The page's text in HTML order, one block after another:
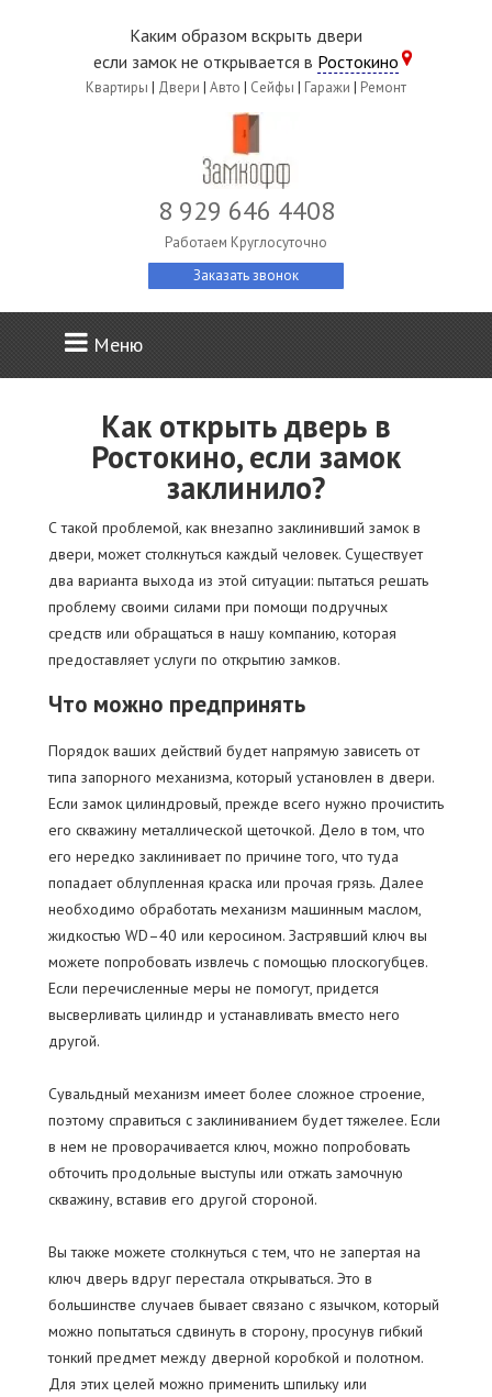
Каким образом вскрыть двери
если замок не открывается в Ростокино
Квартиры | Двери | Авто | Сейфы | Гаражи | Ремонт
8 929 646 4408
Работаем Круглосуточно
Заказать звонок
Меню
Как открыть дверь в
Ростокино, если замок
заклинило?
С такой проблемой, как внезапно заклинивший замок в
двери, может столкнуться каждый человек. Существует
два варианта выхода из этой ситуации: пытаться решать
проблему своими силами при помощи подручных
средств или обращаться в нашу компанию, которая
предоставляет услуги по открытию замков.
Что можно предпринять
Порядок ваших действий будет напрямую зависеть от
типа запорного механизма, который установлен в двери.
Если замок цилиндровый, прежде всего нужно прочистить
его скважину металлической щеточкой. Дело в том, что
его нередко заклинивает по причине того, что туда
попадает облупленная краска или прочая грязь. Далее
необходимо обработать механизм машинным маслом,
жидкостью WD–40 или керосином. Застрявший ключ вы
можете попробовать извлечь с помощью плоскогубцев.
Если перечисленные меры не помогут, придется
высверливать цилиндр и устанавливать вместо него
другой.
Сувальдный механизм имеет более сложное строение,
поэтому справиться с заклиниванием будет тяжелее. Если
в нем не проворачивается ключ, можно попробовать
обточить продольные выступы или отжать замочную
скважину, вставив его другой стороной.
Вы также можете столкнуться с тем, что не запертая на
ключ дверь вдруг перестала открываться. Это в
большинстве случаев бывает связано с язычком, который
можно попытаться сдвинуть в сторону, просунув гибкий
тонкий предмет между дверной коробкой и полотном.
Для этих целей можно применить шпильку или